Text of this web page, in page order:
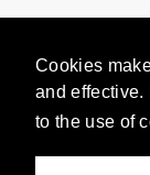
Cookies
and effective.
to the use of